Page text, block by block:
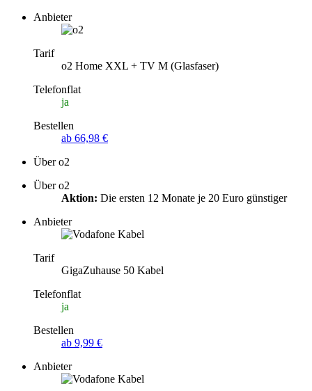
Anbieter
Tarif
o2 Home XXL + TV M (Glasfaser)
Telefonflat
ja
Bestellen
ab 66,98 €
Über o2
Über o2
Aktion: Die ersten 12 Monate je 20 Euro günstiger
Anbieter
Tarif
GigaZuhause 50 Kabel
Telefonflat
ja
Bestellen
ab 9,99 €
Anbieter